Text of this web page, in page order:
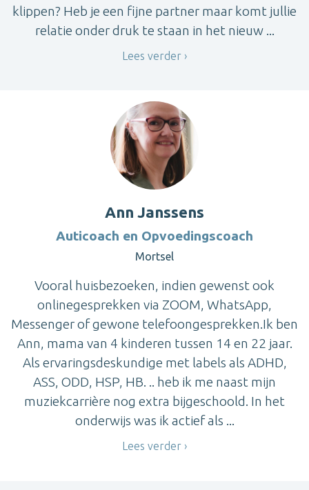
klippen? Heb je een fijne partner maar komt jullie
relatie onder druk te staan in het nieuw ...
Lees verder
Ann Janssens
Auticoach en Opvoedingscoach
Mortsel
Vooral huisbezoeken, indien gewenst ook
onlinegesprekken via ZOOM, WhatsApp,
Messenger of gewone telefoongesprekken.Ik ben
Ann, mama van 4 kinderen tussen 14 en 22 jaar.
Als ervaringsdeskundige met labels als ADHD,
ASS, ODD, HSP, HB. .. heb ik me naast mijn
muziekcarrière nog extra bijgeschoold. In het
onderwijs was ik actief als ...
Lees verder